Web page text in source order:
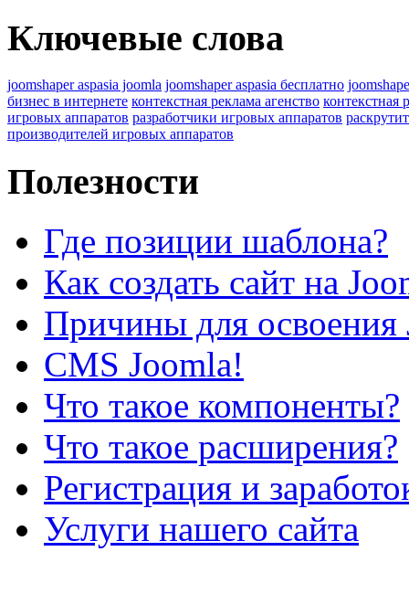
Ключевые слова
joomshaper aspasia joomla joomshaper aspasia бесплатно
бизнес в интернете контекстная реклама агенство контекстная
игровых аппаратов разработчики игровых аппаратов
производителей игровых аппаратов
Полезности
Где позиции шаблона?
Как создать сайт на
Причины для освоения
CMS Joomla!
Что такое компоненты?
Что такое расширения?
Регистрация и
Услуги нашего сайта